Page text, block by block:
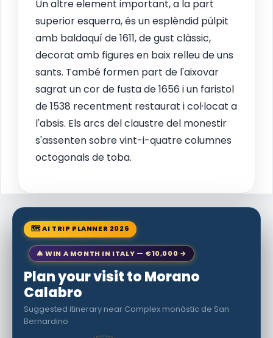
Un altre element important, a la part
superior esquerra, és un esplèndid púlpit
amb baldaquí de 1611, de gust clàssic,
decorat amb figures en baix relleu de uns
sants. També formen part de l'aixovar
sagrat un cor de fusta de 1656 i un faristol
de 1538 recentment restaurat i col·locat a
l'absis. Els arcs del claustre del monestir
s'assenten sobre vint-i-quatre columnes
octogonals de toba.
🗺 AI TRIP PLANNER 2026
🎄 WIN A MONTH IN ITALY — €10,000 →
Plan your visit to Morano
Calabro
Suggested itinerary near Complex monàstic de San
Bernardino